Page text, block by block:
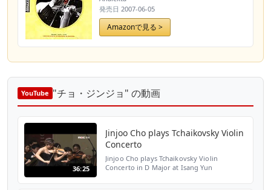
発売日 2007-06-05
Amazonで見る >
YouTube "チョ・ジンジョ" の動画
36:25
Jinjoo Cho plays Tchaikovsky Violin
Concerto
Jinjoo Cho plays Tchaikovsky Violin
Concerto in D Major at Isang Yun